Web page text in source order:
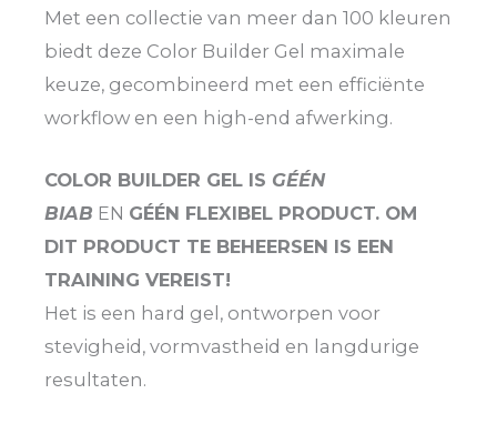
Met een collectie van meer dan 100 kleuren
biedt deze Color Builder Gel maximale
keuze, gecombineerd met een efficiënte
workflow en een high-end afwerking.
COLOR BUILDER GEL IS GÉÉN
BIAB EN GÉÉN FLEXIBEL PRODUCT. OM
DIT PRODUCT TE BEHEERSEN IS EEN
TRAINING VEREIST!
Het is een hard gel, ontworpen voor
stevigheid, vormvastheid en langdurige
resultaten.